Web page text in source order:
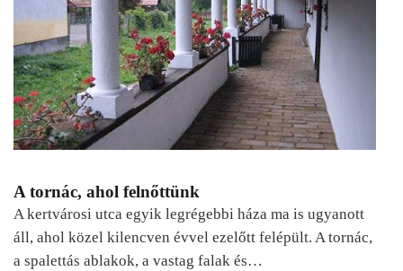
A tornác, ahol felnőttünk
A kertvárosi utca egyik legrégebbi háza ma is ugyanott
áll, ahol közel kilencven évvel ezelőtt felépült. A tornác,
a spalettás ablakok, a vastag falak és…